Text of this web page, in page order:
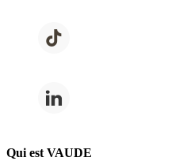
Qui est VAUDE